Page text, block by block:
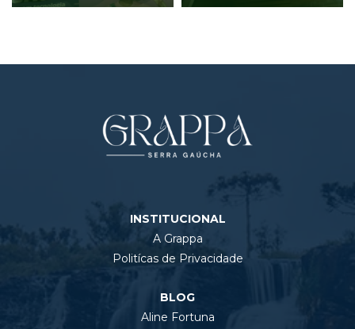
INSTITUCIONAL
A Grappa
Politícas de Privacidade
BLOG
Aline Fortuna